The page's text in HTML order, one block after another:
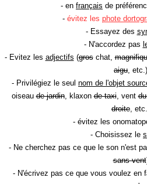
- en français de
- évitez les phote
- Essayez des
- N'accordez pas
- Evitez les adjectifs (groschat,
aigu , etc.)
- Privilégiez le seul nom de l'objet
oiseaude jardin, klaxonde taxi, vent
droite ,
- évitez les
- Choisissez le
- Ne cherchez pas ce que le son n'est
sans vent
- N'écrivez pas ce que vous voulez en